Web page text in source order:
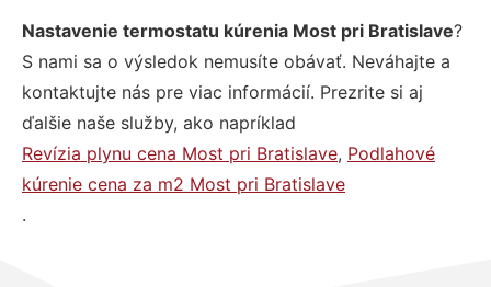
Nastavenie termostatu kúrenia Most pri Bratislave?
S nami sa o výsledok nemusíte obávať. Neváhajte a
kontaktujte nás pre viac informácií. Prezrite si aj
ďalšie naše služby, ako napríklad
Revízia plynu cena Most pri Bratislave, Podlahové
kúrenie cena za m2 Most pri Bratislave
.